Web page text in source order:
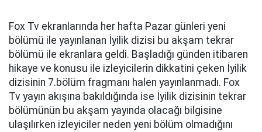
Fox Tv ekranlarında her hafta Pazar günleri yeni
bölümü ile yayınlanan İyilik dizisi bu akşam tekrar
bölümü ile ekranlara geldi. Başladığı günden itibaren
hikaye ve konusu ile izleyicilerin dikkatini çeken İyilik
dizisinin 7.bölüm fragmanı halen yayınlanmadı. Fox
Tv yayın akışına bakıldığında ise İyilik dizisinin tekrar
bölümünün bu akşam yayında olacağı bilgisine
ulaşılırken izleyiciler neden yeni bölüm olmadığını